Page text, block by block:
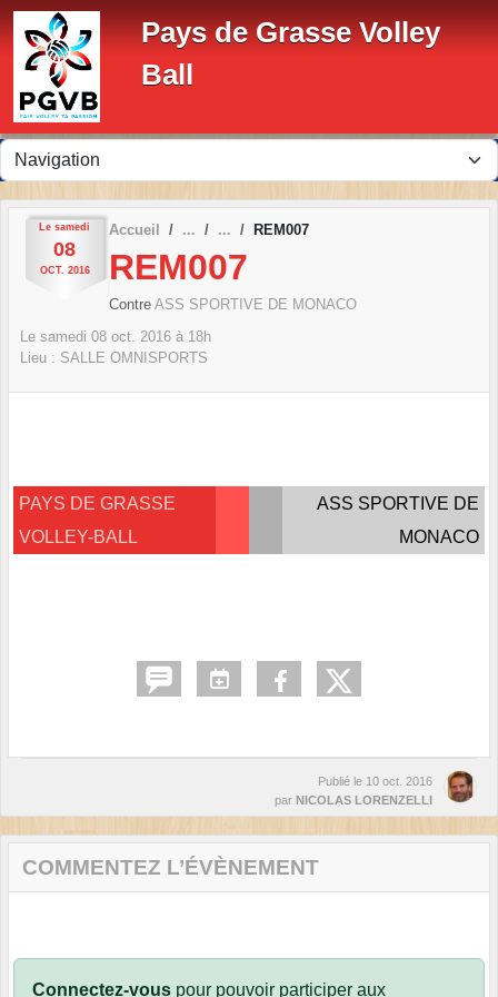
Pays de Grasse Volley
Ball
Le samedi
08
OCT. 2016
Accueil REM007
REM007
Contre ASS SPORTIVE DE MONACO
Le samedi 08 oct. 2016 à 18h
Lieu : SALLE OMNISPORTS
PAYS DE GRASSE
VOLLEY-BALL
ASS SPORTIVE DE
MONACO
Publié le 10 oct. 2016
par NICOLAS LORENZELLI
COMMENTEZ L’ÉVÈNEMENT
Connectez-vous pour pouvoir participer aux
Panneau de gestion des cookies